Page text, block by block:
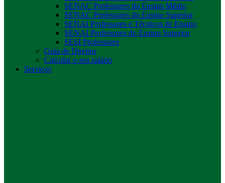
SENAC Professores do Ensino Médio
SENAC Professores do Ensino Superior
SENAI Professores e Técnicos de Ensino
SENAI Professores do Ensino Superior
SESI Professores
Guia de Direitos
Calcular o seu salário
Serviços